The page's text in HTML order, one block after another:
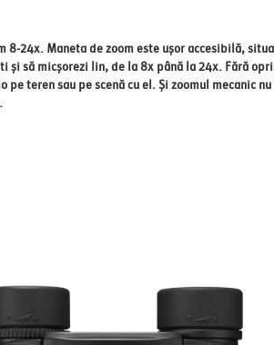
8-24x. Maneta de zoom este ușor accesibilă,
și să micșorezi lin, de la 8x până la 24x. Fără
teren sau pe scenă cu el. Și zoomul mecanic